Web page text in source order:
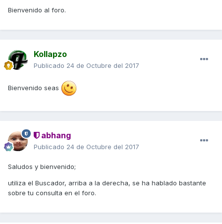
Bienvenido al foro.
Kollapzo
Publicado 24 de Octubre del 2017
Bienvenido seas
abhang
Publicado 24 de Octubre del 2017
Saludos y bienvenido;
utiliza el Buscador, arriba a la derecha, se ha hablado bastante
sobre tu consulta en el foro.